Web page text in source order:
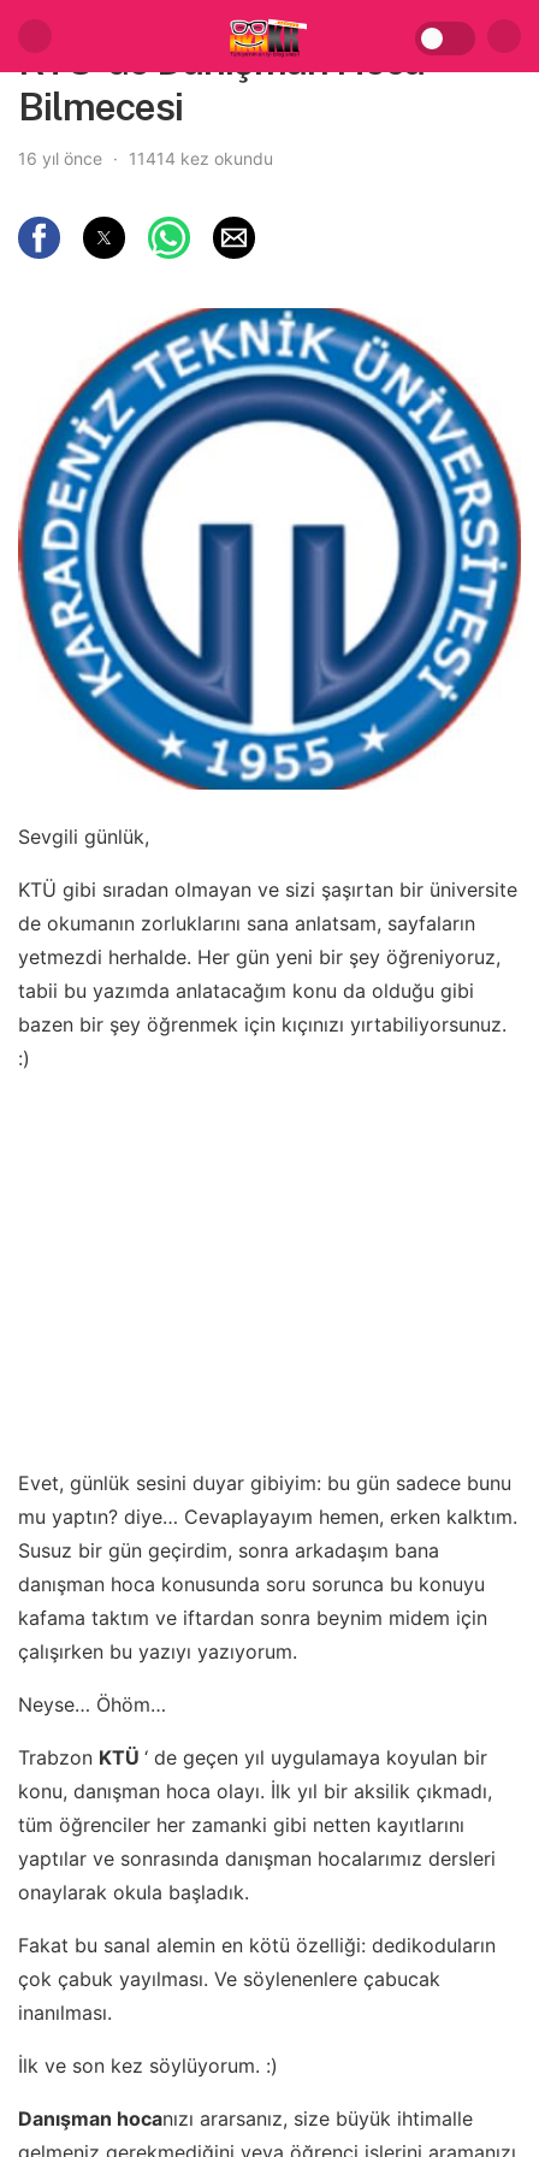
KTÜ’ de Danışman Hoca
Bilmecesi
16 yıl önce 11414 kez okundu
Sevgili günlük,
KTÜ gibi sıradan olmayan ve sizi şaşırtan bir üniversite
de okumanın zorluklarını sana anlatsam, sayfaların
yetmezdi herhalde. Her gün yeni bir şey öğreniyoruz,
tabii bu yazımda anlatacağım konu da olduğu gibi
bazen bir şey öğrenmek için kıçınızı yırtabiliyorsunuz.
:)
Evet, günlük sesini duyar gibiyim: bu gün sadece bunu
mu yaptın? diye… Cevaplayayım hemen, erken kalktım.
Susuz bir gün geçirdim, sonra arkadaşım bana
danışman hoca konusunda soru sorunca bu konuyu
kafama taktım ve iftardan sonra beynim midem için
çalışırken bu yazıyı yazıyorum.
Neyse… Öhöm…
Trabzon KTÜ ‘ de geçen yıl uygulamaya koyulan bir
konu, danışman hoca olayı. İlk yıl bir aksilik çıkmadı,
tüm öğrenciler her zamanki gibi netten kayıtlarını
yaptılar ve sonrasında danışman hocalarımız dersleri
onaylarak okula başladık.
Fakat bu sanal alemin en kötü özelliği: dedikoduların
çok çabuk yayılması. Ve söylenenlere çabucak
inanılması.
İlk ve son kez söylüyorum. :)
Danışman hocanızı ararsanız, size büyük ihtimalle
gelmeniz gerekmediğini veya öğrenci işlerini aramanızı